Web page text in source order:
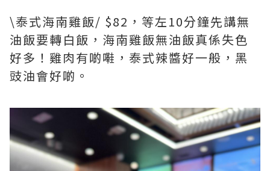
\泰式海南雞飯/ $82，等左10分鐘先講無
油飯要轉白飯，海南雞飯無油飯真係失色
好多！雞肉有啲嚡，泰式辣醬好一般，黑
豉油會好啲。